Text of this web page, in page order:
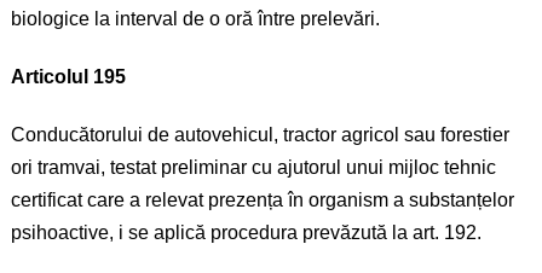
biologice la interval de o oră între prelevări.
Articolul 195
Conducătorului de autovehicul, tractor agricol sau forestier
ori tramvai, testat preliminar cu ajutorul unui mijloc tehnic
certificat care a relevat prezența în organism a substanțelor
psihoactive, i se aplică procedura prevăzută la art. 192.